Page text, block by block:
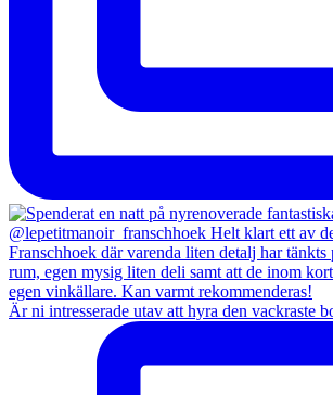
Är ni intresserade utav att hyra den vackraste